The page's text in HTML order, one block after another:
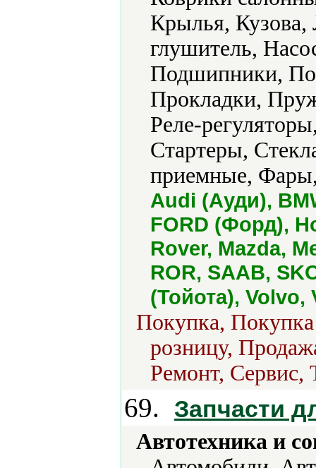
Крылья, Кузова,
глушитель,
Подшипники,
Прокладки,
Реле-
Стартеры,
приемные,
Audi (Ауди),
FORD (Форд),
Rover, Mazda,
ROR, SAAB,
(Тойота), Volvo,
Покупка,
розницу,
Ремонт, Сервис,
69. Запчасти
Автотехника и